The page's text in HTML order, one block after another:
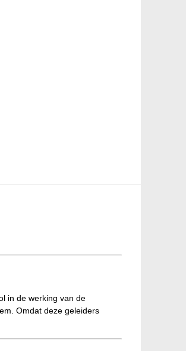
in de werking van de
Omdat deze geleiders